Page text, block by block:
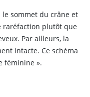
le sommet du crâne et
raréfaction plutôt que
Par ailleurs, la
intacte. Ce schéma
féminine ».